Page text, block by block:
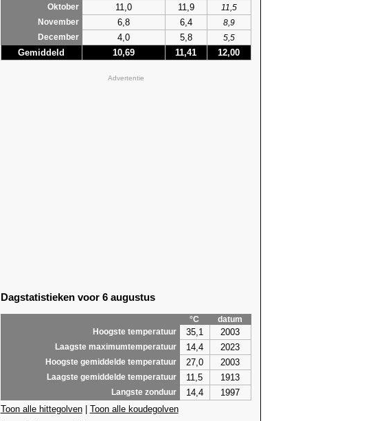
Oktober
11,0 11,9
11,5
November
6,8 6,4
8,9
December
4,0 5,8 5,5
Gemiddeld 10,69 11,41 12,00
Advertentie
Dagstatistieken voor 6 augustus
°C
datum
Hoogste temperatuur
35,1 2003
Laagste maximumtemperatuur 14,4 2023
Hoogste gemiddelde temperatuur 27,0 2003
Laagste gemiddelde temperatuur 11,5 1913
Langste zonduur 14,4
1997
Toon alle hittegolven| Toon alle koudegolven